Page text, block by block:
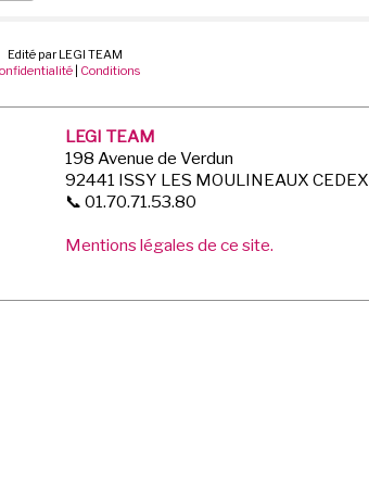
Edité par LEGI TEAM
| Conditions
LEGI TEAM
198 Avenue de Verdun
92441 ISSY LES MOULINEAUX CEDEX
📞 01.70.71.53.80
Mentions légales de ce site.